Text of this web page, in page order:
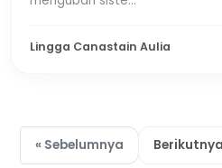
Lingga Canastain Aulia
« Sebelumnya